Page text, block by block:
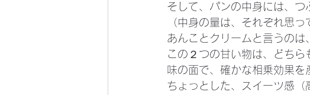
そして、パンの中身には、つ
（中身の量は、それぞれ思
あんことクリームと言うのは
この２つの甘い物は、どちら
味の面で、確かな相乗効果を
ちょっとした、スイーツ感（